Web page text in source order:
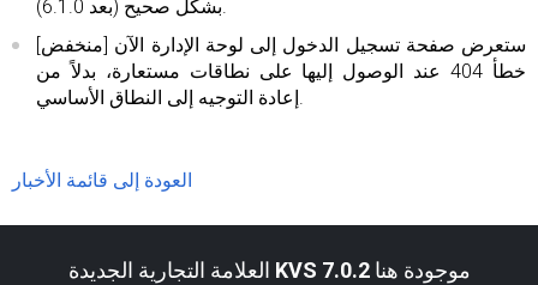
بشكل صحيح (بعد 6.1.0).
[منخفض] ستعرض صفحة تسجيل الدخول إلى لوحة الإدارة الآن
خطأ 404 عند الوصول إليها على نطاقات مستعارة، بدلاً من
إعادة التوجيه إلى النطاق الأساسي.
العودة إلى قائمة الأخبار
KVS 7.0.2 موجودة هنا